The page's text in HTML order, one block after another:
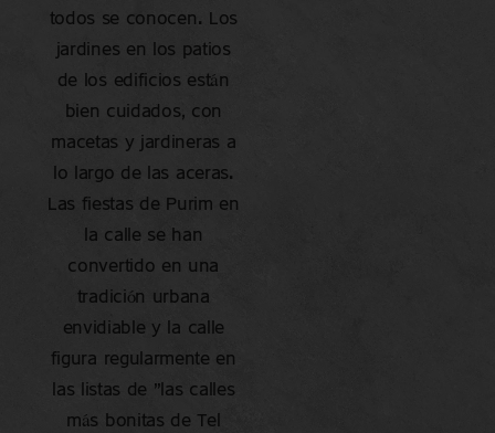
todos se conocen. Los
jardines en los patios
de los edificios están
bien cuidados, con
macetas y jardineras a
lo largo de las aceras.
Las fiestas de Purim en
la calle se han
convertido en una
tradición urbana
envidiable y la calle
figura regularmente en
las listas de "las calles
más bonitas de Tel